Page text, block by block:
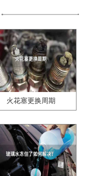
火花塞更换周期